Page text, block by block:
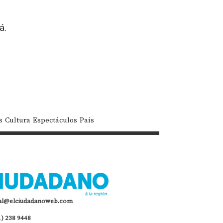
Cultura Espectáculos País
238 9448